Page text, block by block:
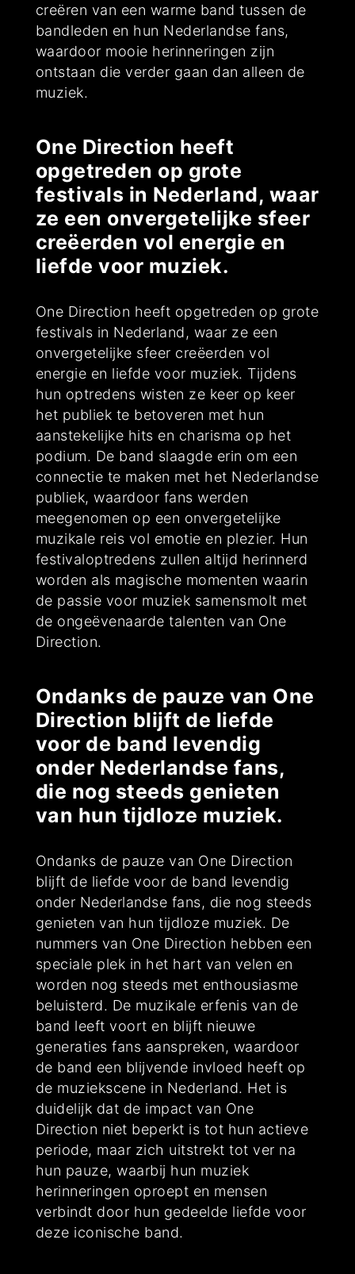
creëren van een warme band tussen de
bandleden en hun Nederlandse fans,
waardoor mooie herinneringen zijn
ontstaan die verder gaan dan alleen de
muziek.
One Direction heeft
opgetreden op grote
festivals in Nederland, waar
ze een onvergetelijke sfeer
creëerden vol energie en
liefde voor muziek.
One Direction heeft opgetreden op grote
festivals in Nederland, waar ze een
onvergetelijke sfeer creëerden vol
energie en liefde voor muziek. Tijdens
hun optredens wisten ze keer op keer
het publiek te betoveren met hun
aanstekelijke hits en charisma op het
podium. De band slaagde erin om een
connectie te maken met het Nederlandse
publiek, waardoor fans werden
meegenomen op een onvergetelijke
muzikale reis vol emotie en plezier. Hun
festivaloptredens zullen altijd herinnerd
worden als magische momenten waarin
de passie voor muziek samensmolt met
de ongeëvenaarde talenten van One
Direction.
Ondanks de pauze van One
Direction blijft de liefde
voor de band levendig
onder Nederlandse fans,
die nog steeds genieten
van hun tijdloze muziek.
Ondanks de pauze van One Direction
blijft de liefde voor de band levendig
onder Nederlandse fans, die nog steeds
genieten van hun tijdloze muziek. De
nummers van One Direction hebben een
speciale plek in het hart van velen en
worden nog steeds met enthousiasme
beluisterd. De muzikale erfenis van de
band leeft voort en blijft nieuwe
generaties fans aanspreken, waardoor
de band een blijvende invloed heeft op
de muziekscene in Nederland. Het is
duidelijk dat de impact van One
Direction niet beperkt is tot hun actieve
periode, maar zich uitstrekt tot ver na
hun pauze, waarbij hun muziek
herinneringen oproept en mensen
verbindt door hun gedeelde liefde voor
deze iconische band.